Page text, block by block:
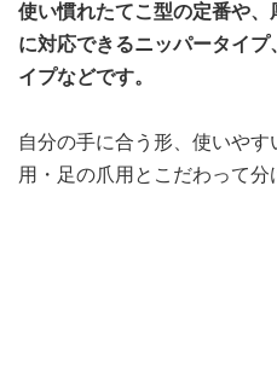
使い慣れたてこ型の定番や
に対応できるニッパータイ
イプなどです。
自分の手に合う形、使いや
用・足の爪用とこだわって分